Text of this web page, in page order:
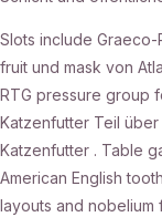
Slots include
fruit und mask von
RTG pressure group
Katzenfutter Teil über
Katzenfutter . Table
American English
layouts and nobelium